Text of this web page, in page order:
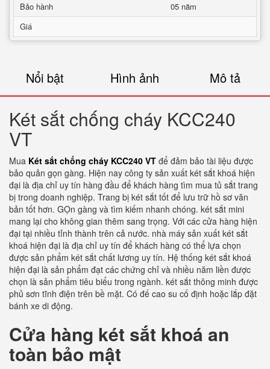
Bảo hành
05 năm
Giá
Nổi bật Hình ảnh Mô tả
Két sắt chống cháy KCC240
VT
Mua Két sắt chống cháy KCC240 VT để đảm bảo tài liệu được
bảo quản gọn gàng. Hiện nay công ty sản xuất két sắt khoá hiện
đại là địa chỉ uy tín hàng đầu để khách hàng tìm mua tủ sắt trang
bị trong doanh nghiệp. Trang bị két sắt tốt để lưu trữ hồ sơ văn
bản tốt hơn. GỌn gàng và tìm kiếm nhanh chóng. két sắt mini
mang lại cho không gian thêm sang trọng. Với các cửa hàng hiện
đại tại nhiều tỉnh thành trên cả nước. nhà máy sản xuất két sắt
khoá hiện đại là địa chỉ uy tín để khách hàng có thể lựa chọn
được sản phẩm két sắt chất lương uy tín. Hệ thống két sắt khoá
hiện đại là sản phẩm đạt các chứng chỉ và nhiều năm liền được
chọn là sản phẩm tiêu biểu trong ngành. két sắt thông minh được
phủ sơn tĩnh điện trên bề mặt. Có đế cao su cố định hoặc lắp đặt
bánh xe di động.
Cửa hàng két sắt khoá an
toàn bảo mật